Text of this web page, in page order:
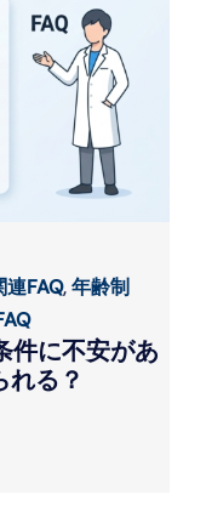
連FAQ,年齢制
件に不安があ
れる？